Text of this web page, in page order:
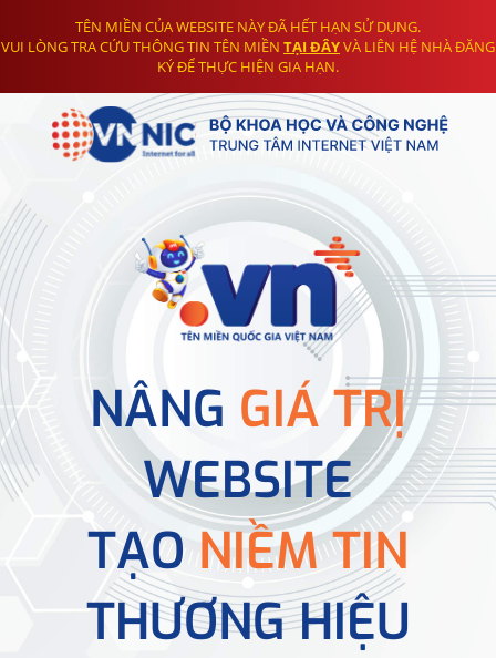
TÊN MIỀN CỦA WEBSITE NÀY ĐÃ HẾT HẠN SỬ DỤNG.
VUI LÒNG TRA CỨU THÔNG TIN TÊN MIỀN TẠI ĐÂYVÀ LIÊN HỆ NHÀ ĐĂNG
KÝ ĐỂ THỰC HIỆN GIA HẠN.
NÂNG GIÁ TRỊ
WEBSITE
TẠONIỀM TIN
THƯƠNG HIỆU